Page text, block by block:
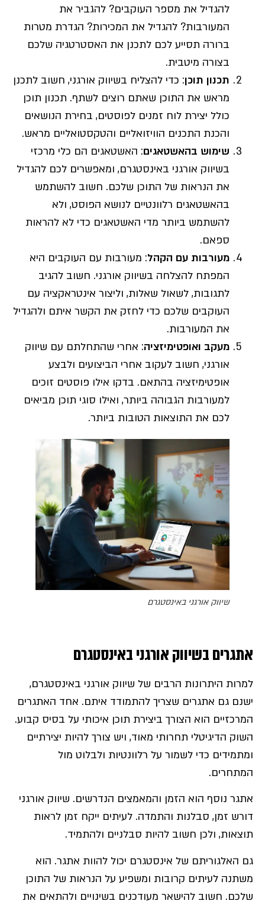
להגדיל את מספר העוקבים? להגביר את
המעורבות? להגדיל את המכירות? הגדרת מטרות
ברורה תסייע לכם לתכנן את האסטרטגיה שלכם
בצורה מיטבית.
תכנון תוכן: כדי להצליח בשיווק אורגני, חשוב לתכנן
מראש את התוכן שאתם רוצים לשתף. תכנון תוכן
כולל יצירת לוח זמנים לפוסטים, בחירת הנושאים
והכנת התכנים הוויזואליים והטקסטואליים מראש.
שימוש בהאשטאגים: האשטאגים הם כלי מרכזי
בשיווק אורגני באינסטגרם, ומאפשרים לכם להגדיל
את הנראות של התוכן שלכם. חשוב להשתמש
בהאשטאגים רלוונטיים לנושא הפוסט, ולא
להשתמש ביותר מדי האשטאגים כדי לא להראות
ספאם.
מעורבות עם הקהל: מעורבות עם העוקבים היא
המפתח להצלחה בשיווק אורגני. חשוב להגיב
לתגובות, לשאול שאלות, וליצור אינטראקציה עם
העוקבים שלכם כדי לחזק את הקשר איתם ולהגדיל
את המעורבות.
מעקב ואופטימיזציה: אחרי שהתחלתם עם שיווק
אורגני, חשוב לעקוב אחרי הביצועים ולבצע
אופטימיזציה בהתאם. בדקו אילו פוסטים זוכים
למעורבות הגבוהה ביותר, ואילו סוגי תוכן מביאים
לכם את התוצאות הטובות ביותר.
שיווק אורגני באינסטגרם
אתגרים בשיווק אורגני באינסטגרם
למרות היתרונות הרבים של שיווק אורגני באינסטגרם,
ישנם גם אתגרים שצריך להתמודד איתם. אחד האתגרים
המרכזיים הוא הצורך ביצירת תוכן איכותי על בסיס קבוע.
השוק הדיגיטלי תחרותי מאוד, ויש צורך להיות יצירתיים
ומתמידים כדי לשמור על רלוונטיות ולבלוט מול
המתחרים.
אתגר נוסף הוא הזמן והמאמצים הנדרשים. שיווק אורגני
דורש זמן, סבלנות והתמדה. לעיתים ייקח זמן לראות
תוצאות, ולכן חשוב להיות סבלניים ולהתמיד.
גם האלגוריתם של אינסטגרם יכול להוות אתגר. הוא
משתנה לעיתים קרובות ומשפיע על הנראות של התוכן
שלכם. חשוב להישאר מעודכנים בשינויים ולהתאים את